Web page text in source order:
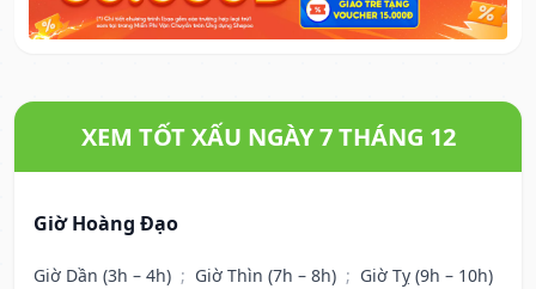
XEM TỐT XẤU NGÀY 7 THÁNG 12
Giờ Hoàng Đạo
Giờ Dần (3h – 4h) ; Giờ Thìn (7h – 8h) ; Giờ Tỵ (9h – 10h)